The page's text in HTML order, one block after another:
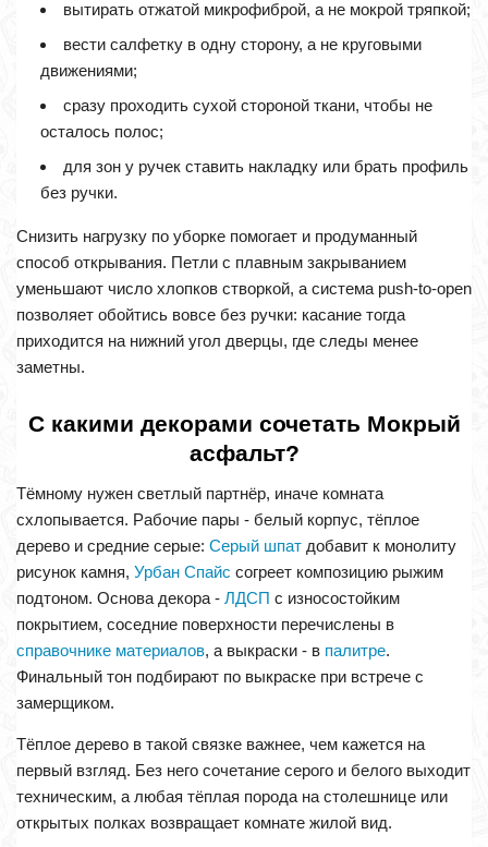
вытирать отжатой микрофиброй, а не мокрой тряпкой;
вести салфетку в одну сторону, а не круговыми
движениями;
сразу проходить сухой стороной ткани, чтобы не
осталось полос;
для зон у ручек ставить накладку или брать профиль
без ручки.
Снизить нагрузку по уборке помогает и продуманный
способ открывания. Петли с плавным закрыванием
уменьшают число хлопков створкой, а система push-to-open
позволяет обойтись вовсе без ручки: касание тогда
приходится на нижний угол дверцы, где следы менее
заметны.
С какими декорами сочетать Мокрый
асфальт?
Тёмному нужен светлый партнёр, иначе комната
схлопывается. Рабочие пары - белый корпус, тёплое
дерево и средние серые: Серый шпат добавит к монолиту
рисунок камня, Урбан Спайс согреет композицию рыжим
подтоном. Основа декора - ЛДСП с износостойким
покрытием, соседние поверхности перечислены в
справочнике материалов, а выкраски - в палитре.
Финальный тон подбирают по выкраске при встрече с
замерщиком.
Тёплое дерево в такой связке важнее, чем кажется на
первый взгляд. Без него сочетание серого и белого выходит
техническим, а любая тёплая порода на столешнице или
открытых полках возвращает комнате жилой вид.